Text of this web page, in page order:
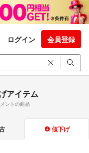
ログイン 会員登録
アイテム
ントの商品
値下げ